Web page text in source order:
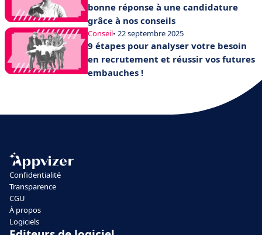
bonne réponse à une candidature
grâce à nos conseils
Conseil• 22 septembre 2025
9 étapes pour analyser votre besoin
en recrutement et réussir vos futures
embauches !
Confidentialité
Transparence
CGU
À propos
Logiciels